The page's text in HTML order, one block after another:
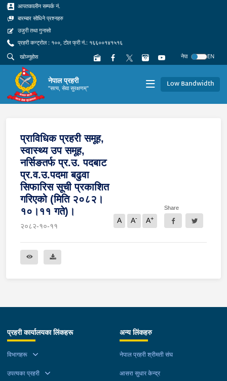
आपतकालीन सम्पर्क नं.
बारम्बार सोधिने प्रश्नहरु
उजुरी तथा गुनासो
प्रहरी कन्ट्रोल : १००, टोल फ्री नं.: १६६००१४१५१६
नेपा
EN
नेपाल प्रहरी
"सत्य, सेवा सुरक्षणम्" Low Bandwidth
प्राविधिक प्रहरी समूह,
स्वास्थ्य उप समूह,
नर्सिङतर्फ प्र.उ. पदबाट
प्र.व.उ.पदमा बढुवा
सिफारिस सूची प्रकाशित
गरिएको (मिति २०८२।
१०।११ गते)।
२०८२-१०-११
A A- A+
Share
प्रहरी कार्यालयका लिंकहरू
विभागहरू
उपत्यका प्रहरी
अन्य लिंकहरु
नेपाल प्रहरी श्रीमती संघ
आसरा सुधार केन्द्र